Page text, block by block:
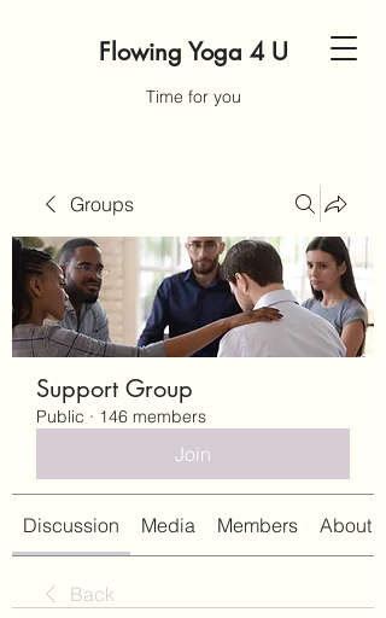
Flowing Yoga 4 U
Time for you
Groups
Support Group
Public · 146 members
Join
Discussion Media Members About
Back